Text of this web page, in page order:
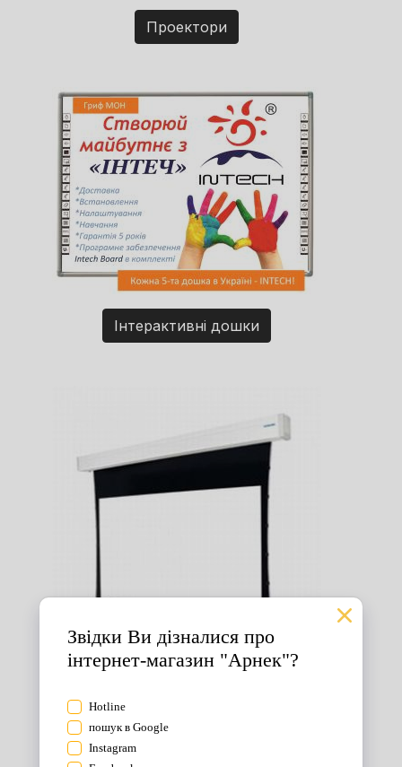
Проектори
Інтерактивні дошки